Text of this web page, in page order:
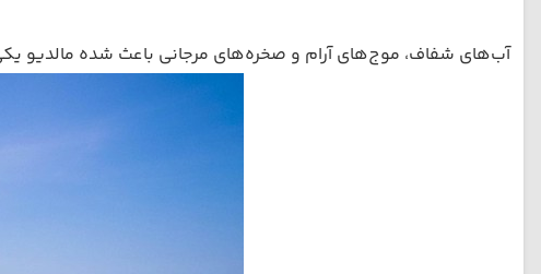
آب‌های شفاف، موج‌های آرام و صخره‌های مرجانی باعث شده مالدیو